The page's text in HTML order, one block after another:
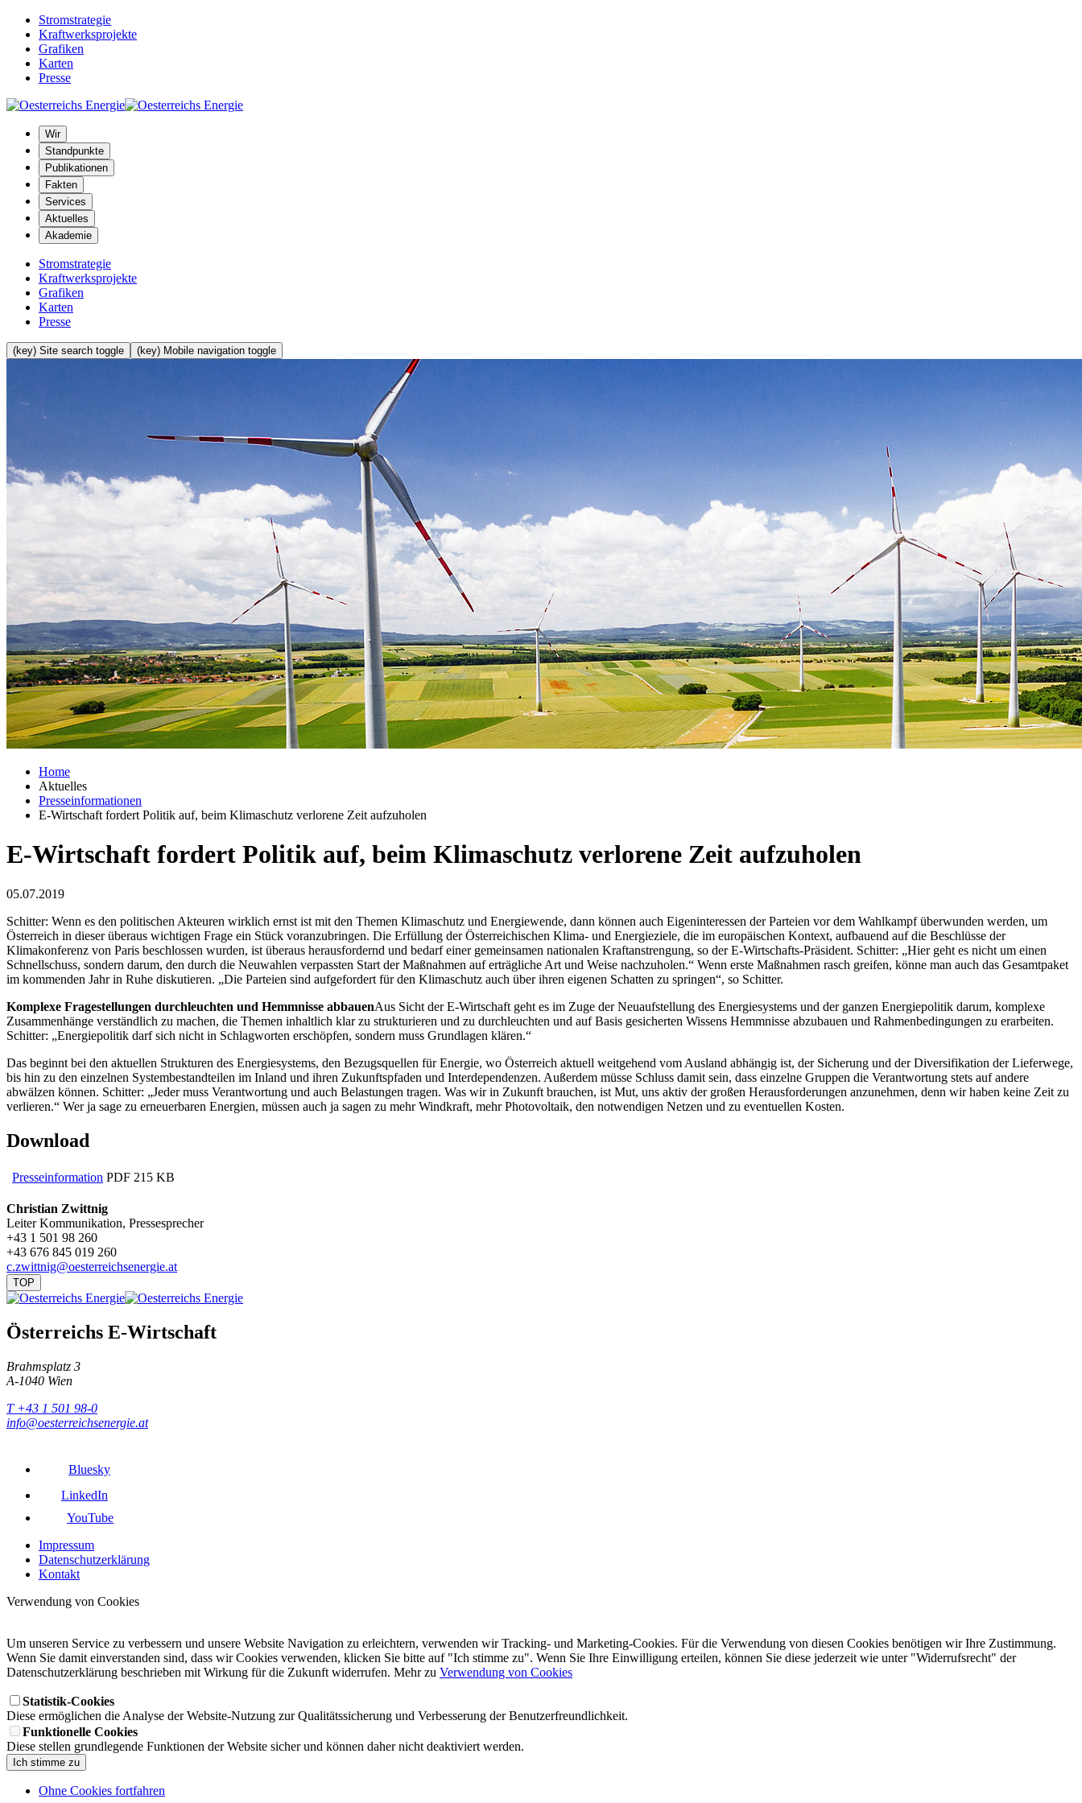
Stromstrategie
Kraftwerksprojekte
Grafiken
Karten
Presse
Wir
Standpunkte
Publikationen
Fakten
Services
Aktuelles
Akademie
Stromstrategie
Kraftwerksprojekte
Grafiken
Karten
Presse
(key) Site search toggle (key) Mobile navigation toggle
Home
Aktuelles
Presseinformationen
E-Wirtschaft fordert Politik auf, beim Klimaschutz verlorene Zeit aufzuholen
E-Wirtschaft fordert Politik auf, beim Klimaschutz verlorene Zeit aufzuholen
05.07.2019
Schitter: Wenn es den politischen Akteuren wirklich ernst ist mit den Themen Klimaschutz und Energiewende, dann können auch Eigeninteressen der Parteien vor dem Wahlkampf überwunden werden, um
Österreich in dieser überaus wichtigen Frage ein Stück voranzubringen. Die Erfüllung der Österreichischen Klima- und Energieziele, die im europäischen Kontext, aufbauend auf die Beschlüsse der
Klimakonferenz von Paris beschlossen wurden, ist überaus herausfordernd und bedarf einer gemeinsamen nationalen Kraftanstrengung, so der E-Wirtschafts-Präsident. Schitter: „Hier geht es nicht um einen
Schnellschuss, sondern darum, den durch die Neuwahlen verpassten Start der Maßnahmen auf erträgliche Art und Weise nachzuholen.“ Wenn erste Maßnahmen rasch greifen, könne man auch das Gesamtpaket
im kommenden Jahr in Ruhe diskutieren. „Die Parteien sind aufgefordert für den Klimaschutz auch über ihren eigenen Schatten zu springen“, so Schitter.
Komplexe Fragestellungen durchleuchten und Hemmnisse abbauenAus Sicht der E-Wirtschaft geht es im Zuge der Neuaufstellung des Energiesystems und der ganzen Energiepolitik darum, komplexe
Zusammenhänge verständlich zu machen, die Themen inhaltlich klar zu strukturieren und zu durchleuchten und auf Basis gesicherten Wissens Hemmnisse abzubauen und Rahmenbedingungen zu erarbeiten.
Schitter: „Energiepolitik darf sich nicht in Schlagworten erschöpfen, sondern muss Grundlagen klären.“
Das beginnt bei den aktuellen Strukturen des Energiesystems, den Bezugsquellen für Energie, wo Österreich aktuell weitgehend vom Ausland abhängig ist, der Sicherung und der Diversifikation der Lieferwege,
bis hin zu den einzelnen Systembestandteilen im Inland und ihren Zukunftspfaden und Interdependenzen. Außerdem müsse Schluss damit sein, dass einzelne Gruppen die Verantwortung stets auf andere
abwälzen können. Schitter: „Jeder muss Verantwortung und auch Belastungen tragen. Was wir in Zukunft brauchen, ist Mut, uns aktiv der großen Herausforderungen anzunehmen, denn wir haben keine Zeit zu
verlieren.“ Wer ja sage zu erneuerbaren Energien, müssen auch ja sagen zu mehr Windkraft, mehr Photovoltaik, den notwendigen Netzen und zu eventuellen Kosten.
Download
Presseinformation PDF 215 KB
Christian Zwittnig
Leiter Kommunikation, Pressesprecher
+43 1 501 98 260
+43 676 845 019 260
c.zwittnig@oesterreichsenergie.at
TOP
Österreichs E-Wirtschaft
Brahmsplatz 3
A-1040 Wien
T +43 1 501 98-0
info@oesterreichsenergie.at
Bluesky
LinkedIn
YouTube
Impressum
Datenschutzerklärung
Kontakt
Verwendung von Cookies
Um unseren Service zu verbessern und unsere Website Navigation zu erleichtern, verwenden wir Tracking- und Marketing-Cookies. Für die Verwendung von diesen Cookies benötigen wir Ihre Zustimmung.
Wenn Sie damit einverstanden sind, dass wir Cookies verwenden, klicken Sie bitte auf "Ich stimme zu". Wenn Sie Ihre Einwilligung erteilen, können Sie diese jederzeit wie unter "Widerrufsrecht" der
Datenschutzerklärung beschrieben mit Wirkung für die Zukunft widerrufen. Mehr zu Verwendung von Cookies
Statistik-Cookies
Diese ermöglichen die Analyse der Website-Nutzung zur Qualitätssicherung und Verbesserung der Benutzerfreundlichkeit.
Funktionelle Cookies
Diese stellen grundlegende Funktionen der Website sicher und können daher nicht deaktiviert werden.
Ich stimme zu
Ohne Cookies fortfahren